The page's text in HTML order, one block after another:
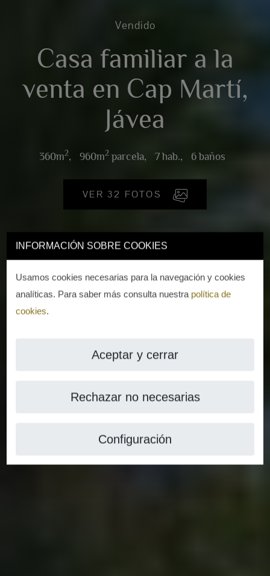
INFORMACIÓN SOBRE COOKIES
Usamos cookies necesarias para la navegación y cookies
analíticas. Para saber más consulta nuestra política de
cookies.
Aceptar y cerrar
Rechazar no necesarias
Configuración
Vendido
Casa familiar a la
venta en Cap Martí,
Jávea
360m2, 960m2parcela, 7 hab., 6 baños
VER 32 FOTOS